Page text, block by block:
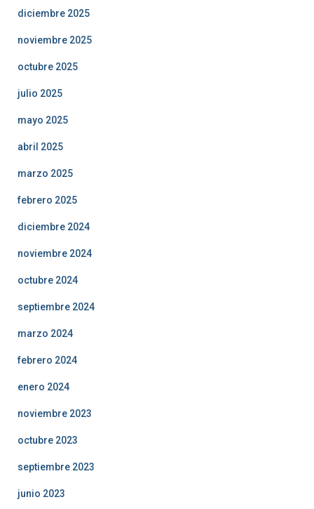
diciembre 2025
noviembre 2025
octubre 2025
julio 2025
mayo 2025
abril 2025
marzo 2025
febrero 2025
diciembre 2024
noviembre 2024
octubre 2024
septiembre 2024
marzo 2024
febrero 2024
enero 2024
noviembre 2023
octubre 2023
septiembre 2023
junio 2023